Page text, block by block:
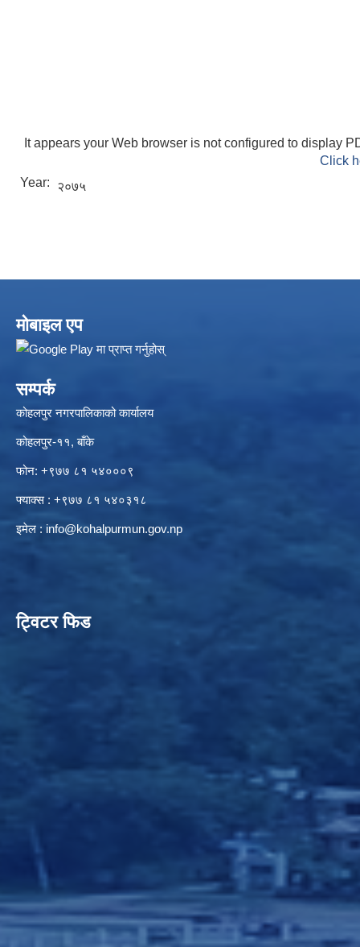
It appears your Web browser is not configured to display
Click
Year:
२०७५
मोबाइल एप
सम्पर्क
कोहलपुर नगरपालिकाको कार्यालय
कोहलपुर-११, बाँके
फोन: +९७७ ८१ ५४०००९
फ्याक्स : +९७७ ८१ ५४०३१८
इमेल : info@kohalpurmun.gov.np
ट्विटर फिड